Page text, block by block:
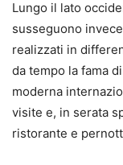
Lungo il lato
susseguono
realizzati in
da tempo la fama
moderna
visite e, in serata
ristorante e